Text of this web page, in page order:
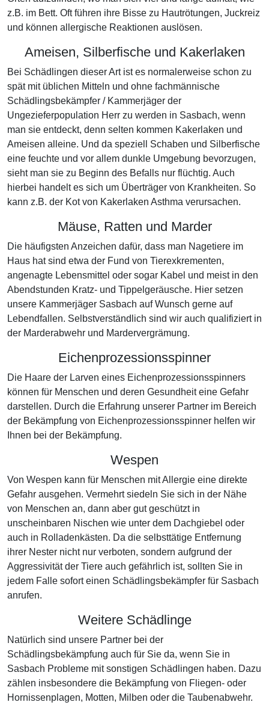
z.B. im Bett. Oft führen ihre Bisse zu Hautrötungen, Juckreiz
und können allergische Reaktionen auslösen.
Ameisen, Silberfische und Kakerlaken
Bei Schädlingen dieser Art ist es normalerweise schon zu
spät mit üblichen Mitteln und ohne fachmännische
Schädlingsbekämpfer / Kammerjäger der
Ungezieferpopulation Herr zu werden in Sasbach, wenn
man sie entdeckt, denn selten kommen Kakerlaken und
Ameisen alleine. Und da speziell Schaben und Silberfische
eine feuchte und vor allem dunkle Umgebung bevorzugen,
sieht man sie zu Beginn des Befalls nur flüchtig. Auch
hierbei handelt es sich um Überträger von Krankheiten. So
kann z.B. der Kot von Kakerlaken Asthma verursachen.
Mäuse, Ratten und Marder
Die häufigsten Anzeichen dafür, dass man Nagetiere im
Haus hat sind etwa der Fund von Tierexkrementen,
angenagte Lebensmittel oder sogar Kabel und meist in den
Abendstunden Kratz- und Tippelgeräusche. Hier setzen
unsere Kammerjäger Sasbach auf Wunsch gerne auf
Lebendfallen. Selbstverständlich sind wir auch qualifiziert in
der Marderabwehr und Mardervergrämung.
Eichenprozessionsspinner
Die Haare der Larven eines Eichenprozessionsspinners
können für Menschen und deren Gesundheit eine Gefahr
darstellen. Durch die Erfahrung unserer Partner im Bereich
der Bekämpfung von Eichenprozessionsspinner helfen wir
Ihnen bei der Bekämpfung.
Wespen
Von Wespen kann für Menschen mit Allergie eine direkte
Gefahr ausgehen. Vermehrt siedeln Sie sich in der Nähe
von Menschen an, dann aber gut geschützt in
unscheinbaren Nischen wie unter dem Dachgiebel oder
auch in Rolladenkästen. Da die selbsttätige Entfernung
ihrer Nester nicht nur verboten, sondern aufgrund der
Aggressivität der Tiere auch gefährlich ist, sollten Sie in
jedem Falle sofort einen Schädlingsbekämpfer für Sasbach
anrufen.
Weitere Schädlinge
Natürlich sind unsere Partner bei der
Schädlingsbekämpfung auch für Sie da, wenn Sie in
Sasbach Probleme mit sonstigen Schädlingen haben. Dazu
zählen insbesondere die Bekämpfung von Fliegen- oder
Hornissenplagen, Motten, Milben oder die Taubenabwehr.